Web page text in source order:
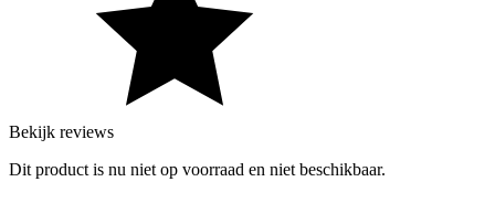
Bekijk reviews
Dit product is nu niet op voorraad en niet beschikbaar.